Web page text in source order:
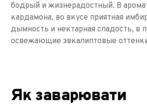
бодрый и жизнерадостный. В
кардамона, во вкусе приятная
дымность и нектарная сладость, в
освежающие эвкалиптовые
Як заварювати